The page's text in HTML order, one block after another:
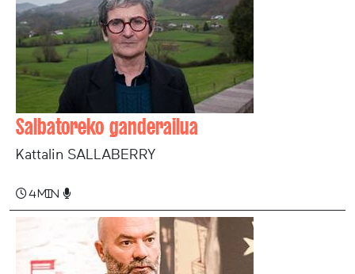
Salbatoreko ganderailua
Kattalin SALLABERRY
4 min